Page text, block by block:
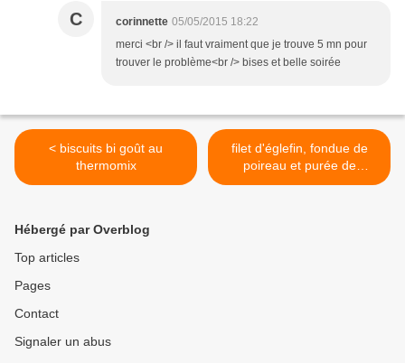
C corinnette 05/05/2015 18:22
merci <br /> il faut vraiment que je trouve 5 mn pour
trouver le problème<br /> bises et belle soirée
< biscuits bi goût au
thermomix
filet d'églefin, fondue de
poireau et purée de
tomates séchées en
Hébergé par Overblog
Top articles
Pages
Contact
Signaler un abus